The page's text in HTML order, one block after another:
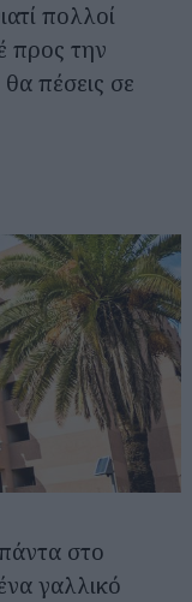
πολλοί
προς την
πέσεις σε
στο
γαλλικό